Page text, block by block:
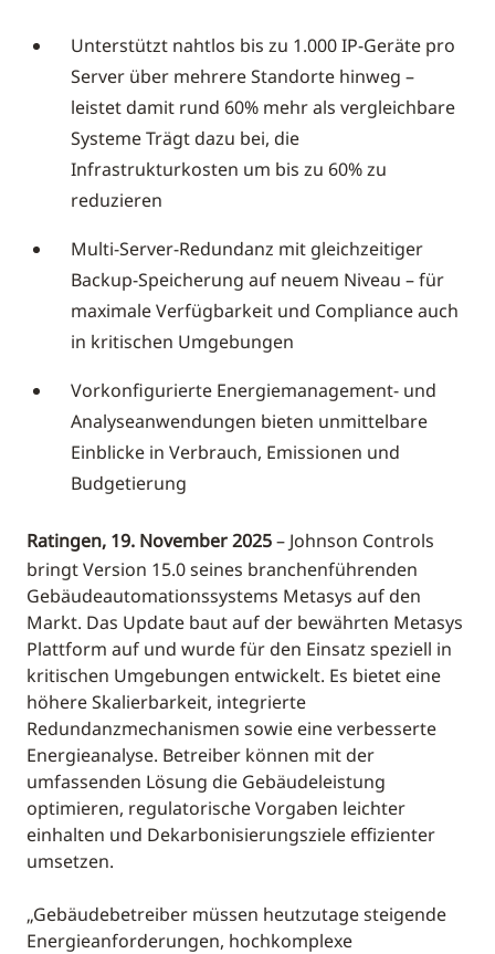
Unterstützt nahtlos bis zu 1.000 IP-Geräte pro
Server über mehrere Standorte hinweg –
leistet damit rund 60% mehr als vergleichbare
Systeme Trägt dazu bei, die
Infrastrukturkosten um bis zu 60% zu
reduzieren
Multi-Server-Redundanz mit gleichzeitiger
Backup-Speicherung auf neuem Niveau – für
maximale Verfügbarkeit und Compliance auch
in kritischen Umgebungen
Vorkonfigurierte Energiemanagement- und
Analyseanwendungen bieten unmittelbare
Einblicke in Verbrauch, Emissionen und
Budgetierung
Ratingen, 19. November 2025– Johnson Controls
bringt Version 15.0 seines branchenführenden
Gebäudeautomationssystems Metasys auf den
Markt. Das Update baut auf der bewährten Metasys
Plattform auf und wurde für den Einsatz speziell in
kritischen Umgebungen entwickelt. Es bietet eine
höhere Skalierbarkeit, integrierte
Redundanzmechanismen sowie eine verbesserte
Energieanalyse. Betreiber können mit der
umfassenden Lösung die Gebäudeleistung
optimieren, regulatorische Vorgaben leichter
einhalten und Dekarbonisierungsziele effizienter
umsetzen.
„Gebäudebetreiber müssen heutzutage steigende
Energieanforderungen, hochkomplexe